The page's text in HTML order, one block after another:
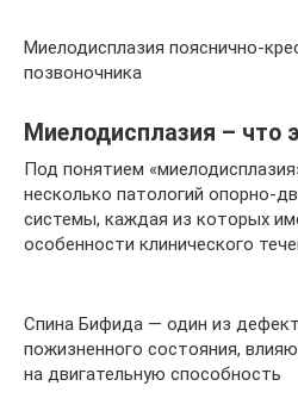
Миелодисплазия пояснично-
позвоночника
Миелодисплазия – что
Под понятием
несколько патологий опорно-
системы, каждая из которых
особенности клинического
Спина Бифида — один из
пожизненного состояния,
на двигательную способность